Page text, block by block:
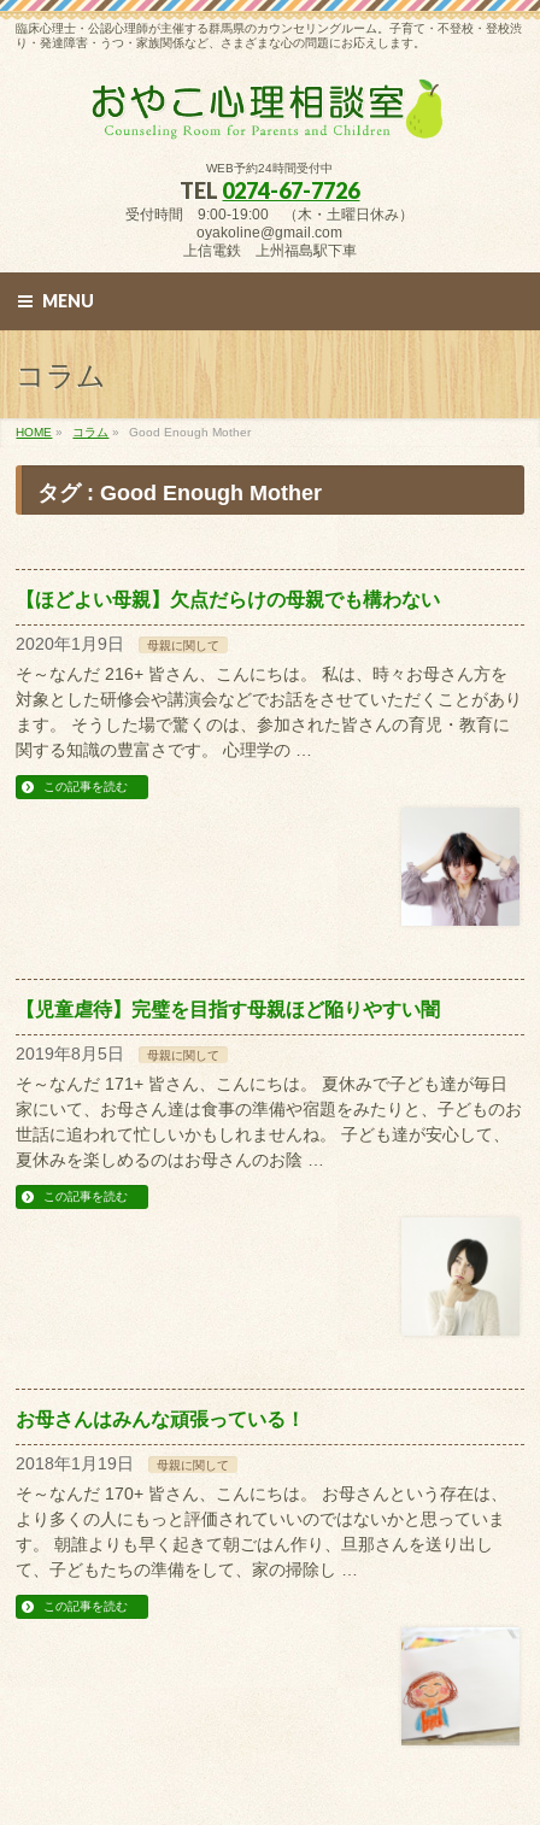
臨床心理士・公認心理師が主催する群馬県のカウンセリングルーム。子育て・不登校・登校渋
り・発達障害・うつ・家族関係など、さまざまな心の問題にお応えします。
WEB予約24時間受付中
TEL 0274-67-7726
受付時間 9:00-19:00 （木・土曜日休み）
oyakoline@gmail.com
上信電鉄 上州福島駅下車
MENU
コラム
HOME » コラム » Good Enough Mother
タグ : Good Enough Mother
【ほどよい母親】欠点だらけの母親でも構わない
2020年1月9日 母親に関して
そ～なんだ 216+ 皆さん、こんにちは。 私は、時々お母さん方を
対象とした研修会や講演会などでお話をさせていただくことがあり
ます。 そうした場で驚くのは、参加された皆さんの育児・教育に
関する知識の豊富さです。 心理学の …
この記事を読む
【児童虐待】完璧を目指す母親ほど陥りやすい闇
2019年8月5日 母親に関して
そ～なんだ 171+ 皆さん、こんにちは。 夏休みで子ども達が毎日
家にいて、お母さん達は食事の準備や宿題をみたりと、子どものお
世話に追われて忙しいかもしれませんね。 子ども達が安心して、
夏休みを楽しめるのはお母さんのお陰 …
この記事を読む
お母さんはみんな頑張っている！
2018年1月19日 母親に関して
そ～なんだ 170+ 皆さん、こんにちは。 お母さんという存在は、
より多くの人にもっと評価されていいのではないかと思っていま
す。 朝誰よりも早く起きて朝ごはん作り、旦那さんを送り出し
て、子どもたちの準備をして、家の掃除し …
この記事を読む